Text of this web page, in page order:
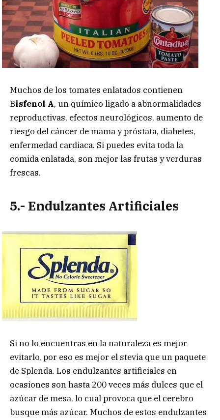
Muchos de los tomates enlatados contienen
Bisfenol A, un químico ligado a abnormalidades
reproductivas, efectos neurológicos, aumento de
riesgo del cáncer de mama y próstata, diabetes,
enfermedad cardiaca. Si puedes evita toda la
comida enlatada, son mejor las frutas y verduras
frescas.
5.- Endulzantes Artificiales
Si no lo encuentras en la naturaleza es mejor
evitarlo, por eso es mejor el stevia que un paquete
de Splenda. Los endulzantes artificiales en
ocasiones son hasta 200 veces más dulces que el
azúcar de mesa, lo cual provoca que el cerebro
busque más azúcar. Muchos de estos endulzantes